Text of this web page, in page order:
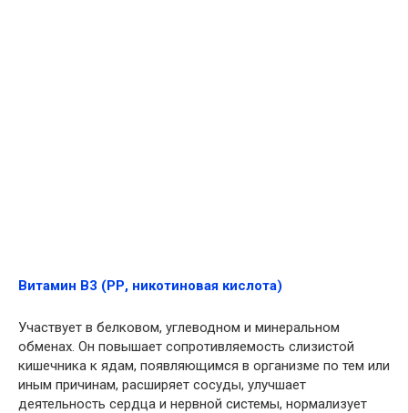
Витамин В3 (РР, никотиновая кислота)
Участвует в белковом, углеводном и минеральном
обменах. Он повышает сопротивляемость слизистой
кишечника к ядам, появляющимся в организме по тем или
иным причинам, расширяет сосуды, улучшает
деятельность сердца и нервной системы, нормализует